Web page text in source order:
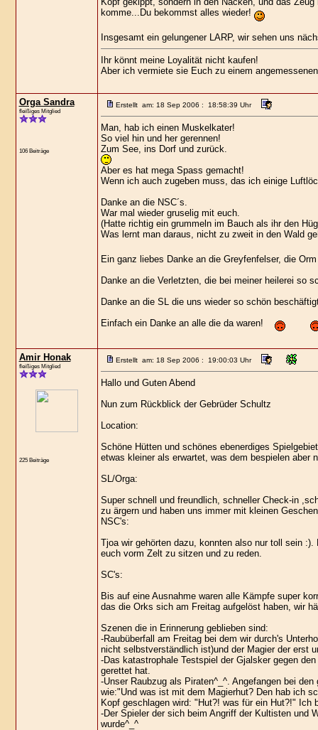
komme...Du bekommst alles wieder!
Insgesamt ein gelungener LARP, wir sehen uns
Ihr könnt meine Loyalität nicht kaufen!
Aber ich vermiete sie Euch zu einem
Orga Sandra
fleißiges Mitglied
106 Beiträge
Erstellt am: 18 Sep 2006 : 18:58:39 Uhr
Man, hab ich einen Muskelkater!
So viel hin und her gerennen!
Zum See, ins Dorf und zurück.
Aber es hat mega Spass gemacht!
Wenn ich auch zugeben muss, das ich einige
Danke an die NSC´s.
War mal wieder gruselig mit euch.
(Hatte richtig ein grummeln im Bauch als ihr den
Was lernt man daraus, nicht zu zweit in den Wald
Ein ganz liebes Danke an die Greyfenfelser, die
Danke an die Verletzten, die bei meiner heilerei so
Danke an die SL die uns wieder so schön
Einfach ein Danke an alle die da waren!
Amir Honak
fleißiges Mitglied
225 Beiträge
Erstellt am: 18 Sep 2006 : 19:00:03 Uhr
Hallo und Guten Abend
Nun zum Rückblick der Gebrüder Schultz
Location:
Schöne Hütten und schönes ebenerdiges
etwas kleiner als erwartet, was dem bespielen aber
SL/Orga:
Super schnell und freundlich, schneller Check-in
zu ärgern und haben uns immer mit kleinen
NSC's:
Tjoa wir gehörten dazu, konnten also nur toll sein
euch vorm Zelt zu sitzen und zu reden.
SC's:
Bis auf eine Ausnahme waren alle Kämpfe super
das die Orks sich am Freitag aufgelöst haben, wir
Szenen die in Erinnerung geblieben sind:
-Raubüberfall am Freitag bei dem wir durch's
nicht selbstverständlich ist)und der Magier der erst
-Das katastrophale Testspiel der Gjalsker gegen
gerettet hat.
-Unser Raubzug als Piraten^_^. Angefangen bei
wie:"Und was ist mit dem Magierhut? Den hab ich
Kopf geschlagen wird: "Hut?! was für ein Hut?!" Ich
-Der Spieler der sich beim Angriff der Kultisten und
wurde^_^